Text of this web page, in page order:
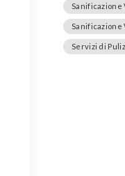
Sanificazione
Servizi di